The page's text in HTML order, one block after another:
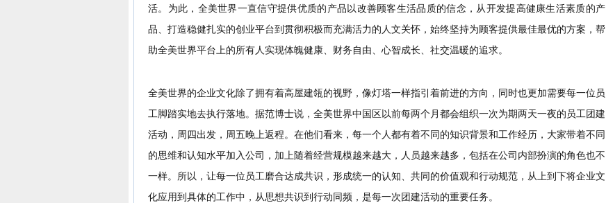
活。为此，全美世界一直信守提供优质的产品以改善顾客生活品质的信念，从开发提高健康生活素质的产
品、打造稳健扎实的创业平台到贯彻积极而充满活力的人文关怀，始终坚持为顾客提供最佳最优的方案，帮
助全美世界平台上的所有人实现体魄健康、财务自由、心智成长、社交温暖的追求。
全美世界的企业文化除了拥有着高屋建瓴的视野，像灯塔一样指引着前进的方向，同时也更加需要每一位员
工脚踏实地去执行落地。据范博士说，全美世界中国区以前每两个月都会组织一次为期两天一夜的员工团建
活动，周四出发，周五晚上返程。在他们看来，每一个人都有着不同的知识背景和工作经历，大家带着不同
的思维和认知水平加入公司，加上随着经营规模越来越大，人员越来越多，包括在公司内部扮演的角色也不
一样。 所以，让每一位员工磨合达成共识，形成统一的认知、共同的价值观和行动规范，从上到下将企业文
化应用到具体的工作中，从思想共识到行动同频，是每一次团建活动的重要任务。